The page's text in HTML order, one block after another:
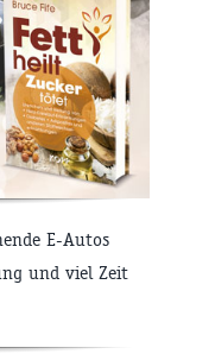
E-Autos
und viel Zeit